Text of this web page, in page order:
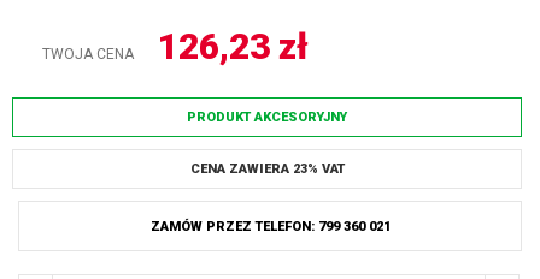
TWOJA CENA 126,23 zł
PRODUKT AKCESORYJNY
CENA ZAWIERA 23% VAT
ZAMÓW PRZEZ TELEFON: 799 360 021